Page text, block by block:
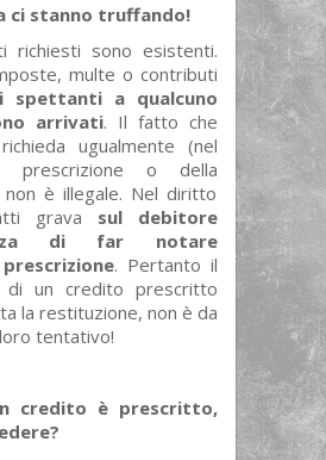
ci stanno truffando!
richiesti sono esistenti.
multe o contributi
spettanti a qualcuno
arrivati. Il fatto che
ugualmente (nel
prescrizione o della
non è illegale. Nel diritto
grava sul debitore
di far notare
prescrizione. Pertanto il
di un credito prescritto
la restituzione, non è da
tentativo!
credito è prescritto,